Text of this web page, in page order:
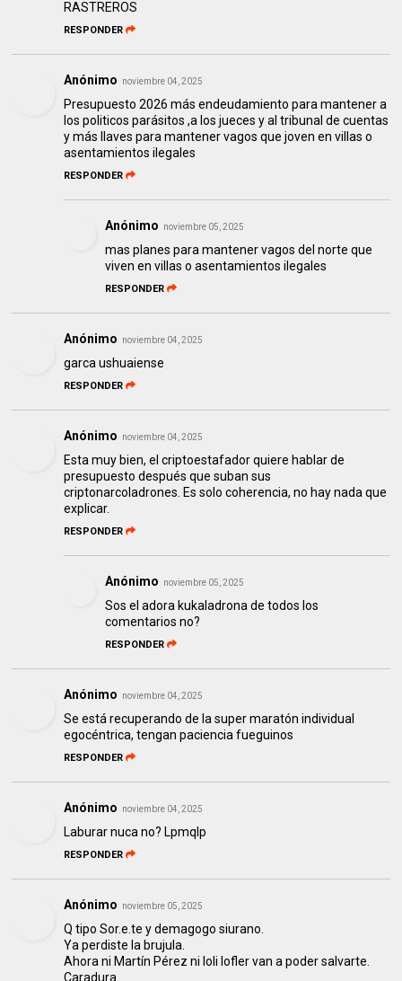
RASTREROS
RESPONDER
Anónimo noviembre 04, 2025
Presupuesto 2026 más endeudamiento para mantener a
los politicos parásitos ,a los jueces y al tribunal de cuentas
y más llaves para mantener vagos que joven en villas o
asentamientos ilegales
RESPONDER
Anónimo noviembre 05, 2025
mas planes para mantener vagos del norte que
viven en villas o asentamientos ilegales
RESPONDER
Anónimo noviembre 04, 2025
garca ushuaiense
RESPONDER
Anónimo noviembre 04, 2025
Esta muy bien, el criptoestafador quiere hablar de
presupuesto después que suban sus
criptonarcoladrones. Es solo coherencia, no hay nada que
explicar.
RESPONDER
Anónimo noviembre 05, 2025
Sos el adora kukaladrona de todos los
comentarios no?
RESPONDER
Anónimo noviembre 04, 2025
Se está recuperando de la super maratón individual
egocéntrica, tengan paciencia fueguinos
RESPONDER
Anónimo noviembre 04, 2025
Laburar nuca no? Lpmqlp
RESPONDER
Anónimo noviembre 05, 2025
Q tipo Sor.e.te y demagogo siurano.
Ya perdiste la brujula.
Ahora ni Martín Pérez ni loli lofler van a poder salvarte.
Caradura